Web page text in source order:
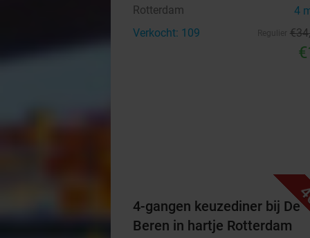
Rotterdam 4
Verkocht: 109 €34
4-gangen keuzediner bij De
Beren in hartje Rotterdam